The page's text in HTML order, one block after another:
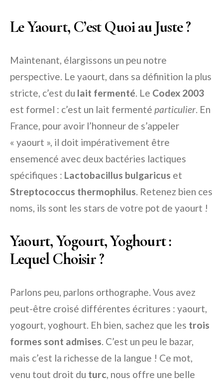
Le Yaourt, C’est Quoi au Juste ?
Maintenant, élargissons un peu notre
perspective. Le yaourt, dans sa définition la plus
stricte, c’est du lait fermenté . Le Codex 2003
est formel : c’est un lait fermenté particulier . En
France, pour avoir l’honneur de s’appeler
« yaourt », il doit impérativement être
ensemencé avec deux bactéries lactiques
spécifiques : Lactobacillus bulgaricus et
Streptococcus thermophilus . Retenez bien ces
noms, ils sont les stars de votre pot de yaourt !
Yaourt, Yogourt, Yoghourt :
Lequel Choisir ?
Parlons peu, parlons orthographe. Vous avez
peut-être croisé différentes écritures : yaourt,
yogourt, yoghourt. Eh bien, sachez que les trois
formes sont admises . C’est un peu le bazar,
mais c’est la richesse de la langue ! Ce mot,
venu tout droit du turc , nous offre une belle